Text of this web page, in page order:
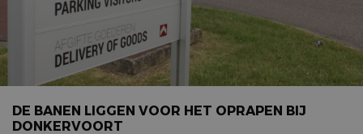
Adverteren
Contact
MotorRAI.nl
DE BANEN LIGGEN VOOR HET OPRAPEN BIJ
DONKERVOORT